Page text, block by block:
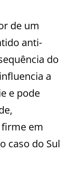
de um
anti-
do
a
e pode
em
caso do Sul